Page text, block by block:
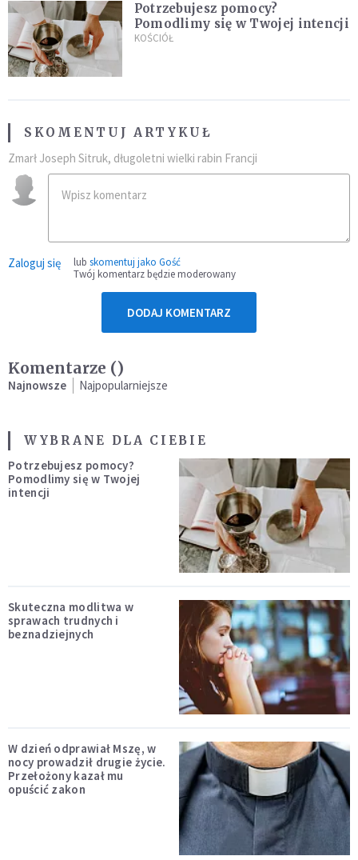
Potrzebujesz pomocy?
Pomodlimy się w Twojej intencji
KOŚCIÓŁ
SKOMENTUJ ARTYKUŁ
Zmarł Joseph Sitruk, długoletni wielki rabin Francji
Zaloguj się lub skomentuj jako Gość
Twój komentarz będzie moderowany
DODAJ KOMENTARZ
Komentarze ()
Najnowsze Najpopularniejsze
WYBRANE DLA CIEBIE
Potrzebujesz pomocy?
Pomodlimy się w Twojej
intencji
Skuteczna modlitwa w
sprawach trudnych i
beznadziejnych
W dzień odprawiał Mszę, w
nocy prowadził drugie życie.
Przełożony kazał mu
opuścić zakon